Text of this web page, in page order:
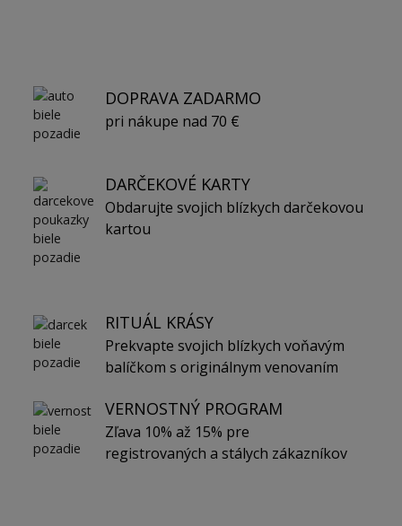
DOPRAVA ZADARMO
pri nákupe nad 70 €
DARČEKOVÉ KARTY
Obdarujte svojich blízkych darčekovou
kartou
RITUÁL KRÁSY
Prekvapte svojich blízkych voňavým
balíčkom s originálnym venovaním
VERNOSTNÝ PROGRAM
Zľava 10% až 15% pre
registrovaných a stálych zákazníkov